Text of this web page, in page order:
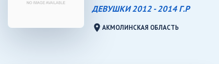
ДЕВУШКИ 2012 - 2014 Г.Р
location_on АКМОЛИНСКАЯ ОБЛАСТЬ